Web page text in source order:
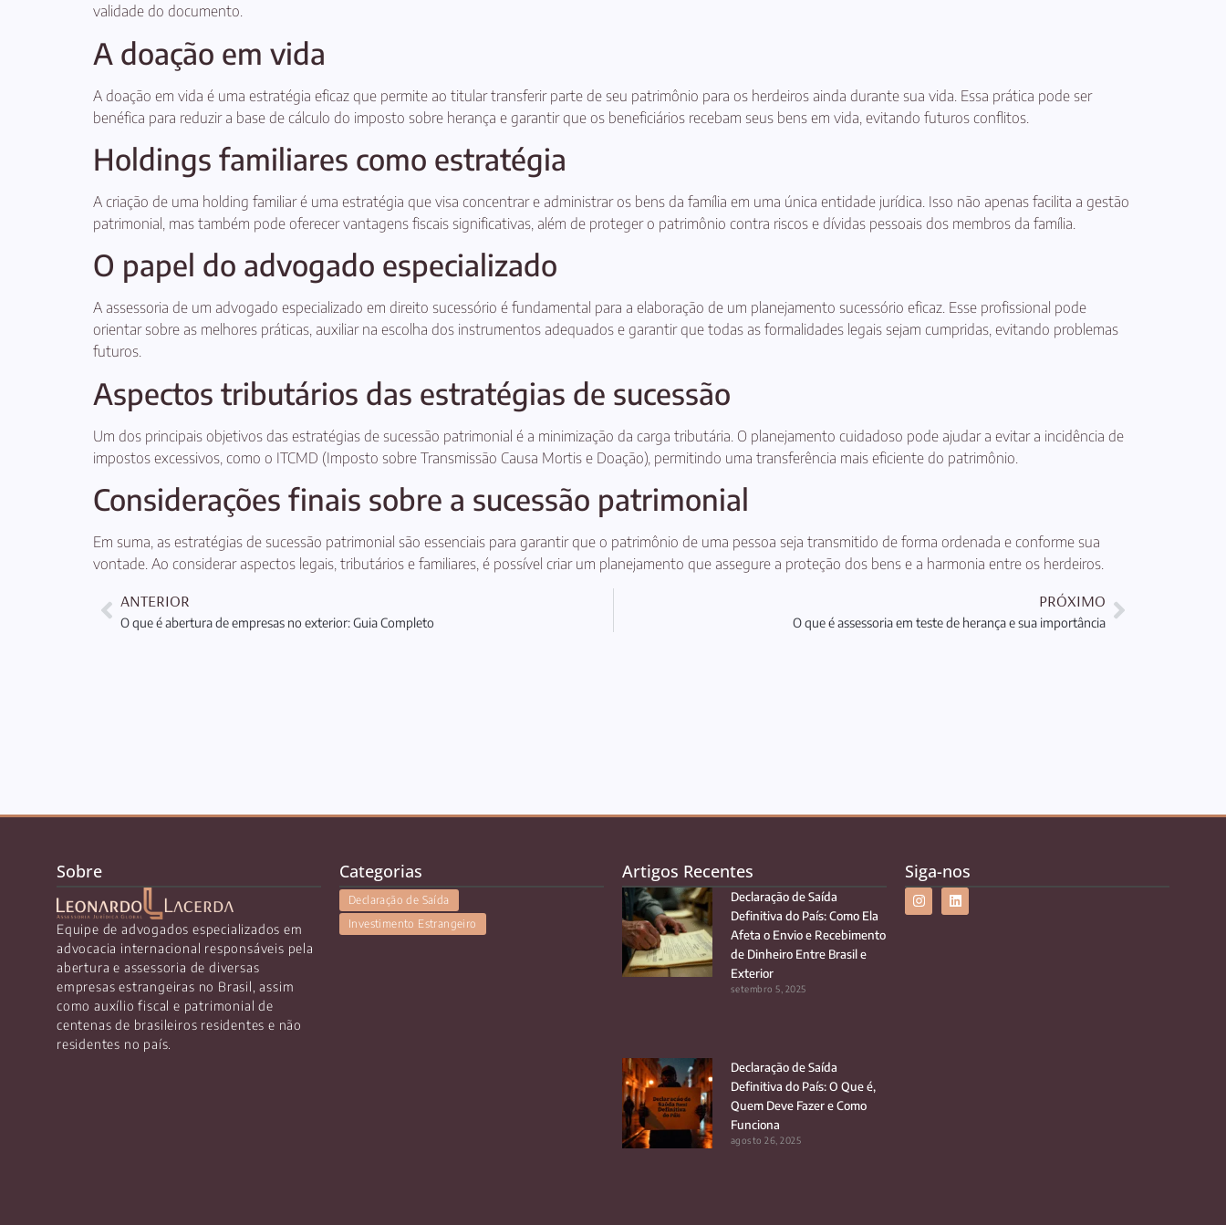
validade do documento.
A doação em vida
A doação em vida é uma estratégia eficaz que permite ao titular transferir parte de seu patrimônio para os herdeiros ainda durante sua vida. Essa prática pode ser
benéfica para reduzir a base de cálculo do imposto sobre herança e garantir que os beneficiários recebam seus bens em vida, evitando futuros conflitos.
Holdings familiares como estratégia
A criação de uma holding familiar é uma estratégia que visa concentrar e administrar os bens da família em uma única entidade jurídica. Isso não apenas facilita a gestão
patrimonial, mas também pode oferecer vantagens fiscais significativas, além de proteger o patrimônio contra riscos e dívidas pessoais dos membros da família.
O papel do advogado especializado
A assessoria de um advogado especializado em direito sucessório é fundamental para a elaboração de um planejamento sucessório eficaz. Esse profissional pode
orientar sobre as melhores práticas, auxiliar na escolha dos instrumentos adequados e garantir que todas as formalidades legais sejam cumpridas, evitando problemas
futuros.
Aspectos tributários das estratégias de sucessão
Um dos principais objetivos das estratégias de sucessão patrimonial é a minimização da carga tributária. O planejamento cuidadoso pode ajudar a evitar a incidência de
impostos excessivos, como o ITCMD (Imposto sobre Transmissão Causa Mortis e Doação), permitindo uma transferência mais eficiente do patrimônio.
Considerações finais sobre a sucessão patrimonial
Em suma, as estratégias de sucessão patrimonial são essenciais para garantir que o patrimônio de uma pessoa seja transmitido de forma ordenada e conforme sua
vontade. Ao considerar aspectos legais, tributários e familiares, é possível criar um planejamento que assegure a proteção dos bens e a harmonia entre os herdeiros.
ANTERIOR
O que é abertura de empresas no exterior: Guia Completo
PRÓXIMO
O que é assessoria em teste de herança e sua importância
Sobre
Equipe de advogados especializados em
advocacia internacional responsáveis pela
abertura e assessoria de diversas
empresas estrangeiras no Brasil, assim
como auxílio fiscal e patrimonial de
centenas de brasileiros residentes e não
residentes no país.
Categorias
Declaração de Saída
Investimento Estrangeiro
Artigos Recentes
Declaração de Saída
Definitiva do País: Como Ela
Afeta o Envio e Recebimento
de Dinheiro Entre Brasil e
Exterior
setembro 5, 2025
Declaração de Saída
Definitiva do País: O Que é,
Quem Deve Fazer e Como
Funciona
agosto 26, 2025
Siga-nos